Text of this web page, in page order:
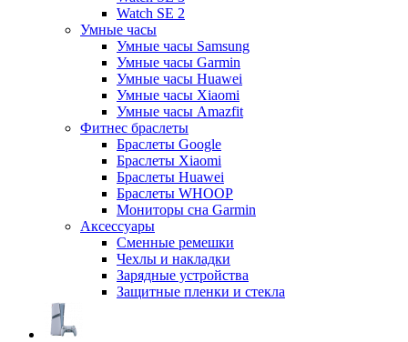
Watch SE 2
Умные часы
Умные часы Samsung
Умные часы Garmin
Умные часы Huawei
Умные часы Xiaomi
Умные часы Amazfit
Фитнес браслеты
Браслеты Google
Браслеты Xiaomi
Браслеты Huawei
Браслеты WHOOP
Мониторы сна Garmin
Аксессуары
Сменные ремешки
Чехлы и накладки
Зарядные устройства
Защитные пленки и стекла